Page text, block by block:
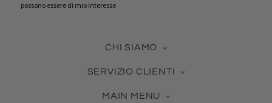
possono essere di mio interesse
CHI SIAMO
La nostra azienda
Certificato Made in Italy
SERVIZIO CLIENTI
Guida alle Misure
MAIN MENU